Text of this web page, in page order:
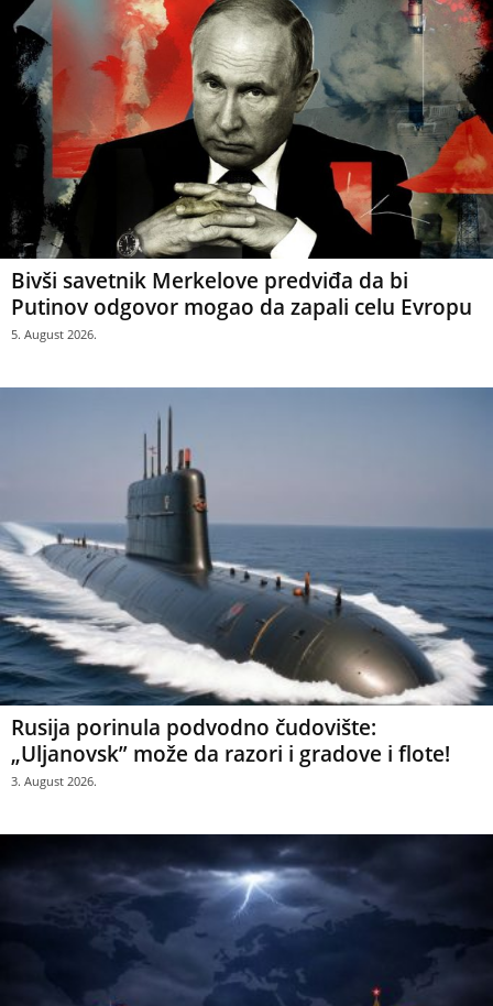
Bivši savetnik Merkelove predviđa da bi
Putinov odgovor mogao da zapali celu Evropu
5. August 2026.
Rusija porinula podvodno čudovište:
„Uljanovsk” može da razori i gradove i flote!
3. August 2026.